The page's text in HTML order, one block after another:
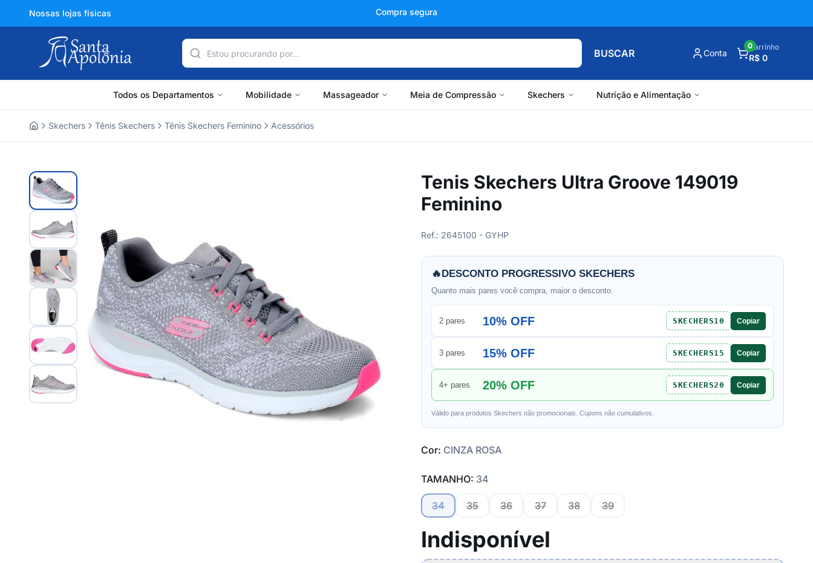
Nossas lojas físicas +150 mil avaliações
BUSCAR Conta
Carrinho
R$ 0
0
Todos os Departamentos Mobilidade Massageador Meia de Compressão Skechers Nutrição e Alimentação
Skechers Tênis Skechers Tênis Skechers Feminino Acessórios
Tenis Skechers Ultra Groove 149019
Feminino
Ref.: 2645100 - GYHP
🔥DESCONTO PROGRESSIVO SKECHERS
Quanto mais pares você compra, maior o desconto.
2 pares 10% OFF SKECHERS10 Copiar
3 pares 15% OFF SKECHERS15 Copiar
4+ pares 20% OFF SKECHERS20 Copiar
Válido para produtos Skechers não promocionais. Cupons não cumulativos.
Cor: CINZA ROSA
TAMANHO: 34
34 35 36 37 38 39
Indisponível